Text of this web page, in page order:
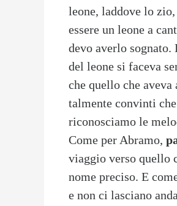
leone, laddove lo
essere un leone a
devo averlo sognato.
del leone si faceva
che quello che
talmente convinti
riconosciamo le
Come per Abramo,
viaggio verso quello
nome preciso. E
e non ci lasciano